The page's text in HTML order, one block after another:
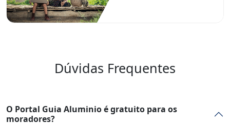
Dúvidas Frequentes
O Portal Guia Aluminio é gratuito para os
moradores?